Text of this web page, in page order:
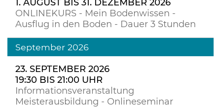
1. AUGUST BIS 31. DEZEMBER 2026
ONLINEKURS - Mein Bodenwissen -
Ausflug in den Boden - Dauer 3 Stunden
September 2026
23. SEPTEMBER 2026
19:30 BIS 21:00 UHR
Informationsveranstaltung
Meisterausbildung - Onlineseminar